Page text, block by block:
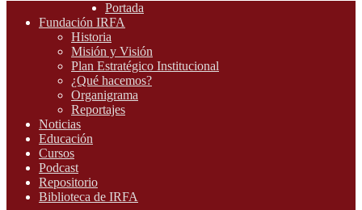
Portada
Fundación IRFA
Historia
Misión y Visión
Plan Estratégico Institucional
¿Qué hacemos?
Organigrama
Reportajes
Noticias
Educación
Cursos
Podcast
Repositorio
Biblioteca de IRFA